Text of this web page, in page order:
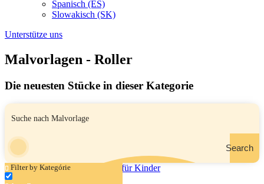
Spanisch (ES)
Slowakisch (SK)
Unterstütze uns
Malvorlagen - Roller
Die neuesten Stücke in dieser Kategorie
Search
Filter by Kategórie